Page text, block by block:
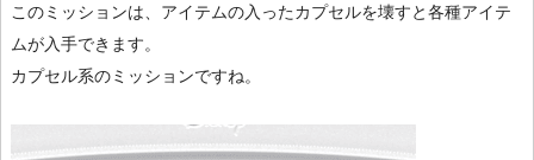
このミッションは、アイテムの入ったカプセルを壊すと各種アイテ
ムが入手できます。
カプセル系のミッションですね。